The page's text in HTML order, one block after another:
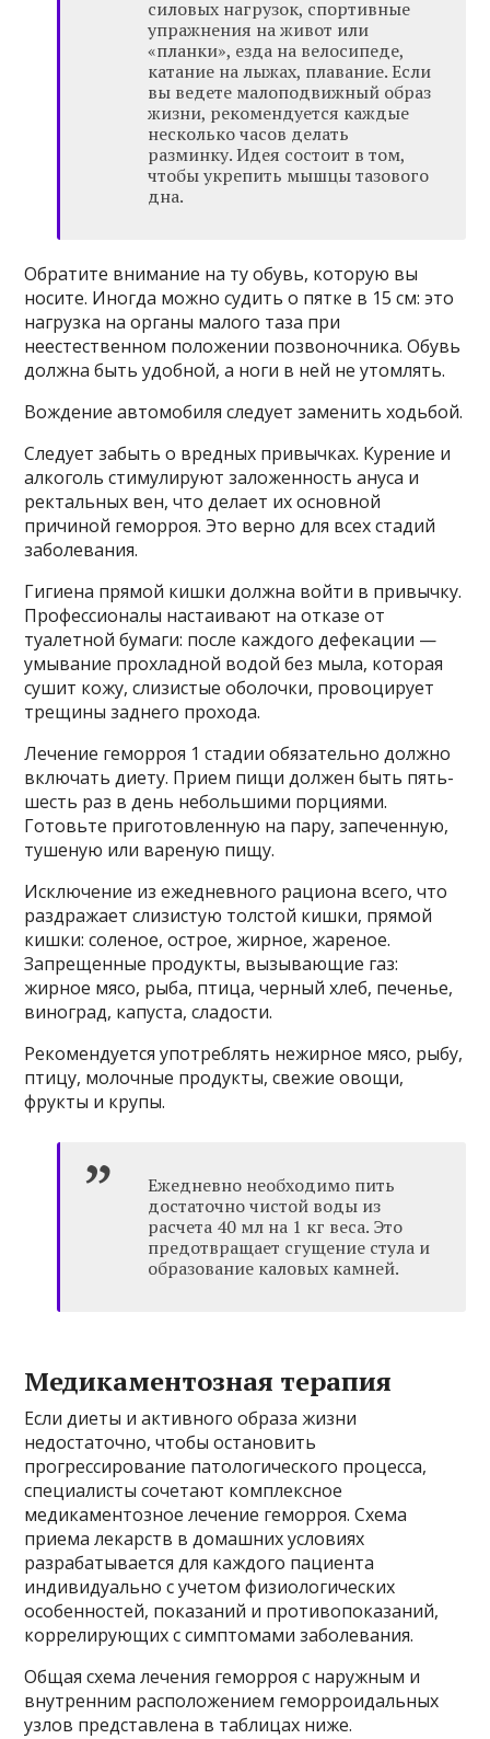
силовых нагрузок, спортивные
упражнения на живот или
«планки», езда на велосипеде,
катание на лыжах, плавание. Если
вы ведете малоподвижный образ
жизни, рекомендуется каждые
несколько часов делать
разминку. Идея состоит в том,
чтобы укрепить мышцы тазового
дна.
Обратите внимание на ту обувь, которую вы
носите. Иногда можно судить о пятке в 15 см: это
нагрузка на органы малого таза при
неестественном положении позвоночника. Обувь
должна быть удобной, а ноги в ней не утомлять.
Вождение автомобиля следует заменить ходьбой.
Следует забыть о вредных привычках. Курение и
алкоголь стимулируют заложенность ануса и
ректальных вен, что делает их основной
причиной геморроя. Это верно для всех стадий
заболевания.
Гигиена прямой кишки должна войти в привычку.
Профессионалы настаивают на отказе от
туалетной бумаги: после каждого дефекации —
умывание прохладной водой без мыла, которая
сушит кожу, слизистые оболочки, провоцирует
трещины заднего прохода.
Лечение геморроя 1 стадии обязательно должно
включать диету. Прием пищи должен быть пять-
шесть раз в день небольшими порциями.
Готовьте приготовленную на пару, запеченную,
тушеную или вареную пищу.
Исключение из ежедневного рациона всего, что
раздражает слизистую толстой кишки, прямой
кишки: соленое, острое, жирное, жареное.
Запрещенные продукты, вызывающие газ:
жирное мясо, рыба, птица, черный хлеб, печенье,
виноград, капуста, сладости.
Рекомендуется употреблять нежирное мясо, рыбу,
птицу, молочные продукты, свежие овощи,
фрукты и крупы.
Ежедневно необходимо пить
достаточно чистой воды из
расчета 40 мл на 1 кг веса. Это
предотвращает сгущение стула и
образование каловых камней.
Медикаментозная терапия
Если диеты и активного образа жизни
недостаточно, чтобы остановить
прогрессирование патологического процесса,
специалисты сочетают комплексное
медикаментозное лечение геморроя. Схема
приема лекарств в домашних условиях
разрабатывается для каждого пациента
индивидуально с учетом физиологических
особенностей, показаний и противопоказаний,
коррелирующих с симптомами заболевания.
Общая схема лечения геморроя с наружным и
внутренним расположением геморроидальных
узлов представлена ​​в таблицах ниже.